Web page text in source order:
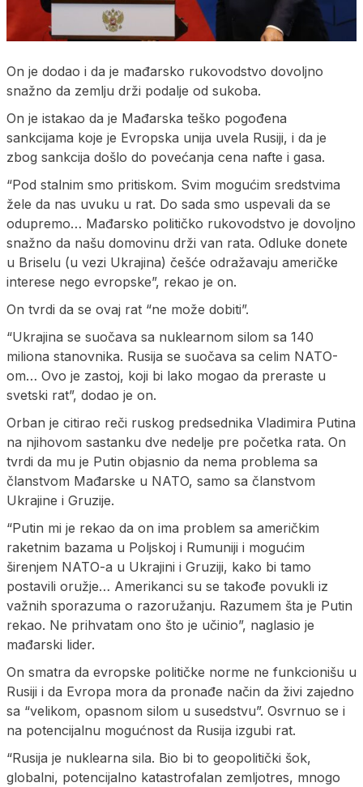
On je dodao i da je mađarsko rukovodstvo dovoljno
snažno da zemlju drži podalje od sukoba.
On je istakao da je Mađarska teško pogođena
sankcijama koje je Evropska unija uvela Rusiji, i da je
zbog sankcija došlo do povećanja cena nafte i gasa.
“Pod stalnim smo pritiskom. Svim mogućim sredstvima
žele da nas uvuku u rat. Do sada smo uspevali da se
odupremo… Mađarsko političko rukovodstvo je dovoljno
snažno da našu domovinu drži van rata. Odluke donete
u Briselu (u vezi Ukrajina) češće odražavaju američke
interese nego evropske”, rekao je on.
On tvrdi da se ovaj rat “ne može dobiti”.
“Ukrajina se suočava sa nuklearnom silom sa 140
miliona stanovnika. Rusija se suočava sa celim NATO-
om… Ovo je zastoj, koji bi lako mogao da preraste u
svetski rat”, dodao je on.
Orban je citirao reči ruskog predsednika Vladimira Putina
na njihovom sastanku dve nedelje pre početka rata. On
tvrdi da mu je Putin objasnio da nema problema sa
članstvom Mađarske u NATO, samo sa članstvom
Ukrajine i Gruzije.
“Putin mi je rekao da on ima problem sa američkim
raketnim bazama u Poljskoj i Rumuniji i mogućim
širenjem NATO-a u Ukrajini i Gruziji, kako bi tamo
postavili oružje… Amerikanci su se takođe povukli iz
važnih sporazuma o razoružanju. Razumem šta je Putin
rekao. Ne prihvatam ono što je učinio”, naglasio je
mađarski lider.
On smatra da evropske političke norme ne funkcionišu u
Rusiji i da Evropa mora da pronađe način da živi zajedno
sa “velikom, opasnom silom u susedstvu”. Osvrnuo se i
na potencijalnu mogućnost da Rusija izgubi rat.
“Rusija je nuklearna sila. Bio bi to geopolitički šok,
globalni, potencijalno katastrofalan zemljotres, mnogo